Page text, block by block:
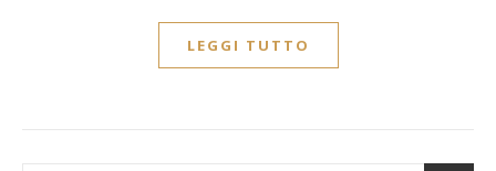
LEGGI TUTTO